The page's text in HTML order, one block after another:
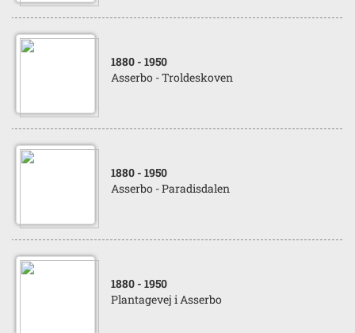
1880 - 1950
Asserbo - Troldeskoven
1880 - 1950
Asserbo - Paradisdalen
1880 - 1950
Plantagevej i Asserbo